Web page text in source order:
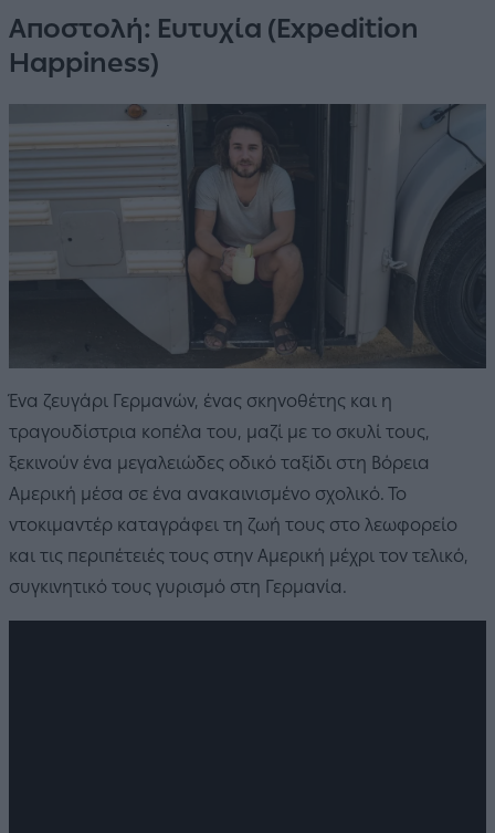
Αποστολή: Ευτυχία (Expedition
Happiness)
Ένα ζευγάρι Γερμανών, ένας σκηνοθέτης και η
τραγουδίστρια κοπέλα του, μαζί με το σκυλί τους,
ξεκινούν ένα μεγαλειώδες οδικό ταξίδι στη Βόρεια
Αμερική μέσα σε ένα ανακαινισμένο σχολικό. Το
ντοκιμαντέρ καταγράφει τη ζωή τους στο λεωφορείο
και τις περιπέτειές τους στην Αμερική μέχρι τον τελικό,
συγκινητικό τους γυρισμό στη Γερμανία.